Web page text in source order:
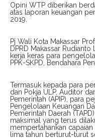
Opini WTP diberikan
atas laporan keuangan
2019.
Pj Wali Kota Makassar
DPRD Makassar
kerja keras para
PPK-SKPD, Bendahara
Termasuk kepada para
dan Pokja ULP, Auditor
Pemerintah (APIP), para
Pengelolaan Keuangan
Pemerintah Daerah
maksimal yang terus
mempertahankan
lima tahun berturut-turut